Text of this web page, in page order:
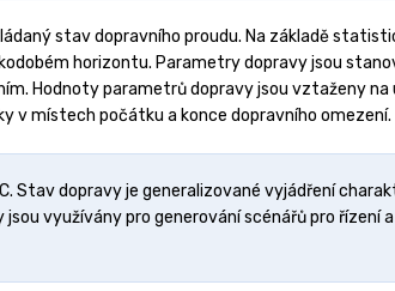
stav dopravního proudu. Na základě
horizontu. Parametry dopravy jsou
Hodnoty parametrů dopravy jsou vztaženy
v místech počátku a konce dopravního omezení.
Stav dopravy je generalizované vyjádření
využívány pro generování scénářů pro řízení